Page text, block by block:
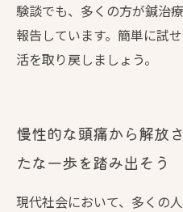
験談でも、多くの方が鍼治
報告しています。簡単に試
活を取り戻しましょう。
慢性的な頭痛から解放
たな一歩を踏み出そう
現代社会において、多くの